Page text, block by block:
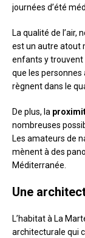
journées d’été
La qualité de l’air,
est un autre atout
enfants y trouvent
que les personnes
règnent dans le
De plus, la
nombreuses
Les amateurs de
mènent à des
Méditerranée.
Une
L’habitat à La
architecturale qui